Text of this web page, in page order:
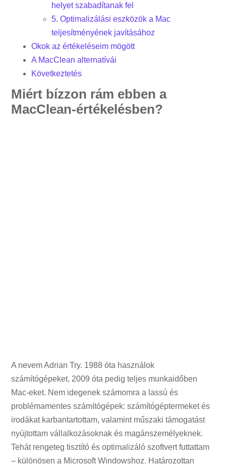
helyet szabadítanak fel
5. Optimalizálási eszközök a Mac
teljesítményének javításához
Okok az értékeléseim mögött
A MacClean alternatívái
Következtetés
Miért bízzon rám ebben a
MacClean-értékelésben?
A nevem Adrian Try. 1988 óta használok
számítógépeket, 2009 óta pedig teljes munkaidőben
Mac-eket. Nem idegenek számomra a lassú és
problémamentes számítógépek: számítógéptermeket és
irodákat karbantartottam, valamint műszaki támogatást
nyújtottam vállalkozásoknak és magánszemélyeknek.
Tehát rengeteg tisztító és optimalizáló szoftvert futtattam
– különösen a Microsoft Windowshoz. Határozottan